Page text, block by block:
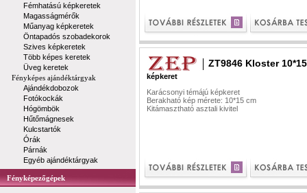
Fémhatású képkeretek
Magasságmérők
Műanyag képkeretek
Öntapadós szobadekorok
Szives képkeretek
Több képes keretek
Üveg keretek
Fényképes ajándéktárgyak
Ajándékdobozok
Fotókockák
Hógömbök
Hűtőmágnesek
Kulcstartók
Órák
Párnák
Egyéb ajándéktárgyak
Fényképezőgépek
ZT9846 Kloster 10*15
képkeret
Karácsonyi témájú képkeret
Berakható kép mérete: 10*15 cm
Kitámasztható asztali kivitel